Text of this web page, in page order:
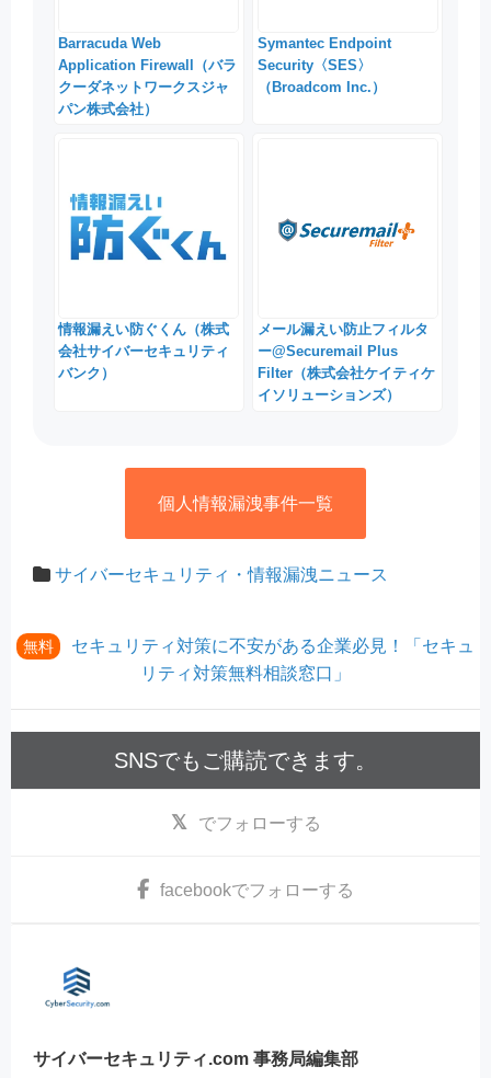
Barracuda Web
Application Firewall（バラ
クーダネットワークスジャ
パン株式会社）
Symantec Endpoint
Security〈SES〉
（Broadcom Inc.）
情報漏えい防ぐくん（株式
会社サイバーセキュリティ
バンク）
メール漏えい防止フィルタ
ー@Securemail Plus
Filter（株式会社ケイティケ
イソリューションズ）
個人情報漏洩事件一覧
サイバーセキュリティ・情報漏洩ニュース
無料
セキュリティ対策に不安がある企業必見！「セキュ
リティ対策無料相談窓口」
SNSでもご購読できます。
でフォローする
facebookでフォローする
サイバーセキュリティ.com 事務局編集部